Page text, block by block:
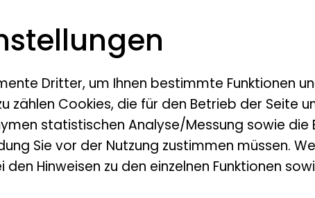
Raiffeisenhaus
Adenauerallee
53113 Bonn
Dritter, um Ihnen bestimmte Funktionen
zählen Cookies, die für den Betrieb der Seite
statistischen Analyse/Messung sowie die
Sie vor der Nutzung zustimmen müssen.
Hinweisen zu den einzelnen Funktionen